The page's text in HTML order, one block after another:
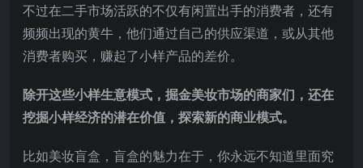
不过在二手市场活跃的不仅有闲置出手的消费者，还有
频频出现的黄牛，他们通过自己的供应渠道，或从其他
消费者购买，赚起了小样产品的差价。
除开这些小样生意模式，掘金美妆市场的商家们，还在
挖掘小样经济的潜在价值，探索新的商业模式。
比如美妆盲盒，盲盒的魅力在于，你永远不知道里面究